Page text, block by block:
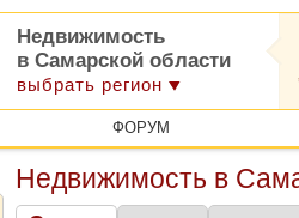
Недвижимость
в Самарской области
выбрать регион
ФОРУМ
Недвижимость в